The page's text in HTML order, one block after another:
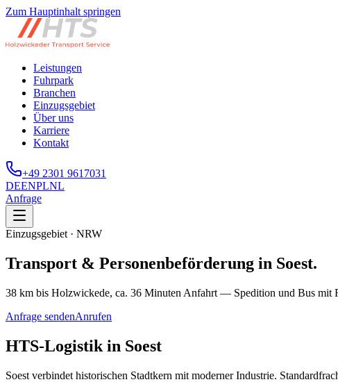
Zum Hauptinhalt springen
Leistungen
Fuhrpark
Branchen
Einzugsgebiet
Über uns
Karriere
Kontakt
+49 2301 9617031
DEENPLNL
Anfrage
Einzugsgebiet · NRW
Transport & Personenbeförderung in Soest.
38 km bis Holzwickede, ca. 36 Minuten Anfahrt — Spedition und Bus mit
Anfrage sendenAnrufen
HTS-Logistik in Soest
Soest verbindet historischen Stadtkern mit moderner Industrie.